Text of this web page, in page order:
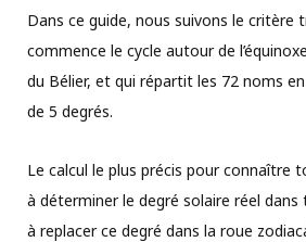
Dans ce guide, nous suivons le critère
commence le cycle autour de
du Bélier, et qui répartit les 72 noms
de 5 degrés.
Le calcul le plus précis pour connaître
à déterminer le degré solaire réel
à replacer ce degré dans la roue